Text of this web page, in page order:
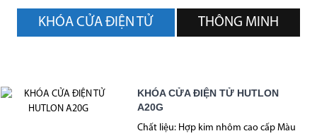
KHÓA CỬA ĐIỆN TỬ THÔNG MINH
KHÓA CỬA ĐIỆN TỬ HUTLON
A20G
Chất liệu: Hợp kim nhôm cao cấp Màu